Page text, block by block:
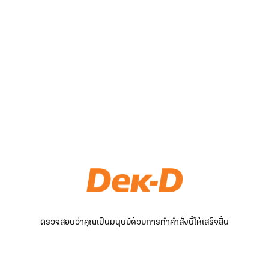
ตรวจสอบว่าคุณเป็นมนุษย์ด้วยการทำคำสั่งนี้ให้เสร็จสิ้น